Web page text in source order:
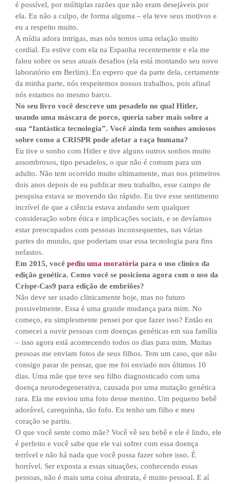
é possível, por múltiplas razões que não eram desejáveis por
ela. Eu não a culpo, de forma alguma – ela teve seus motivos e
eu a respeito muito.
A mídia adora intrigas, mas nós temos uma relação muito
cordial. Eu estive com ela na Espanha recentemente e ela me
falou sobre os seus atuais desafios (ela está montando seu novo
laboratório em Berlim). Eu espero que da parte dela, certamente
da minha parte, nós respeitemos nossos trabalhos, pois afinal
nós estamos no mesmo barco.
No seu livro você descreve um pesadelo no qual Hitler,
usando uma máscara de porco, queria saber mais sobre a
sua “fantástica tecnologia”. Você ainda tem sonhos ansiosos
sobre como a CRISPR pode afetar a raça humana?
Eu tive o sonho com Hitler e tive alguns outros sonhos muito
assombrosos, tipo pesadelos, o que não é comum para um
adulto. Não tem ocorrido muito ultimamente, mas nos primeiros
dois anos depois de eu publicar meu trabalho, esse campo de
pesquisa estava se movendo tão rápido. Eu tive esse sentimento
incrível de que a ciência estava andando sem qualquer
consideração sobre ética e implicações sociais, e se devíamos
estar preocupados com pessoas inconsequentes, nas várias
partes do mundo, que poderiam usar essa tecnologia para fins
nefastos.
Em 2015, você pediu uma moratória para o uso clínico da
edição genética. Como você se posiciona agora com o uso da
Crispr-Cas9 para edição de embriões?
Não deve ser usado clinicamente hoje, mas no futuro
possivelmente. Essa é uma grande mudança para mim. No
começo, eu simplesmente pensei por que fazer isso? Então eu
comecei a ouvir pessoas com doenças genéticas em sua família
– isso agora está acontecendo todos os dias para mim. Muitas
pessoas me enviam fotos de seus filhos. Tem um caso, que não
consigo parar de pensar, que me foi enviado nos últimos 10
dias. Uma mãe que teve seu filho diagnosticado com uma
doença neurodegenerativa, causada por uma mutação genética
rara. Ela me enviou uma foto desse menino. Um pequeno bebê
adorável, carequinha, tão fofo. Eu tenho um filho e meu
coração se partiu.
O que você sente como mãe? Você vê seu bebê e ele é lindo, ele
é perfeito e você sabe que ele vai sofrer com essa doença
terrível e não há nada que você possa fazer sobre isso. É
horrível. Ser exposta a essas situações, conhecendo essas
pessoas, não é mais uma coisa abstrata, é muito pessoal. E aí